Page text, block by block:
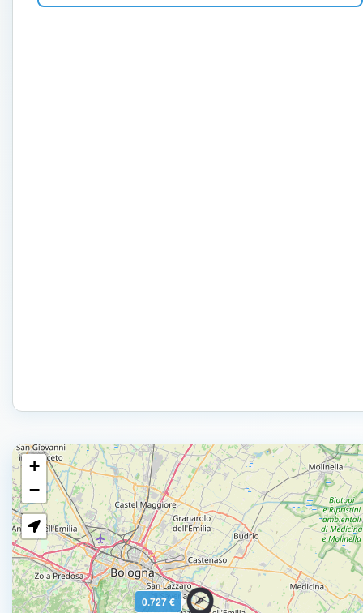
0.727 €
+
−